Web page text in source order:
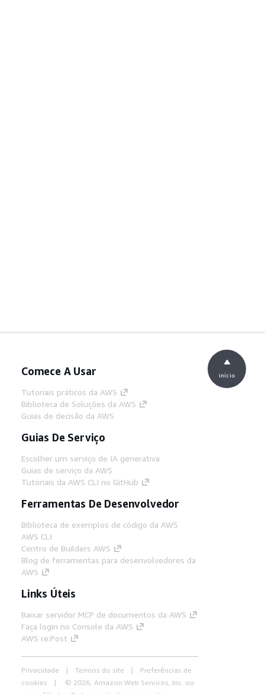
Comece A Usar
Tutoriais práticos da AWS
Biblioteca de Soluções da AWS
Guias de decisão da AWS
Guias De Serviço
Escolher um serviço de IA generativa
Guias de serviço da AWS
Tutoriais da AWS CLI no GitHub
Ferramentas De Desenvolvedor
Biblioteca de exemplos de código da AWS
AWS CLI
Centro de Builders AWS
Blog de ferramentas para desenvolvedores da
AWS
Links Úteis
Baixar servidor MCP de documentos da AWS
Faça login no Console da AWS
AWS re:Post
Privacidade Termos do site
Preferências de
cookies
© 2026, Amazon Web Services, Inc. ou
início